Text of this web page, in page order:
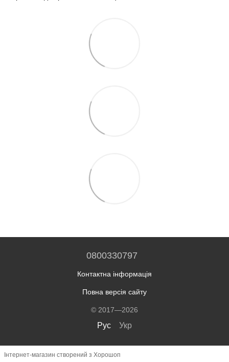
0800330797
Контактна інформація
Повна версія сайту
© 2017—2026
Рус Укр
Інтернет-магазин створений з Хорошоп